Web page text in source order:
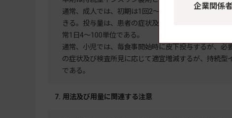
通常、成人では、初期は1回2～20単位を毎食事開始
きる。投与量は、患者の症状及び検査所見に応じて適
常1日4～100単位である。
通常、小児では、毎食事開始時に皮下投与するが、
の症状及び検査所見に応じて適宜増減するが、持続
である。
7. 用法及び用量に関連する注意
企業関係